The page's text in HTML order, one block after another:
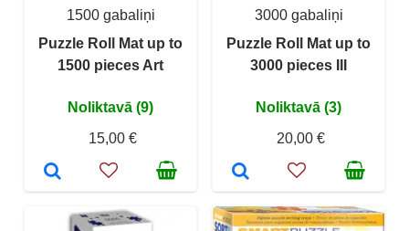
1500 gabaliņi
Puzzle Roll Mat up to
1500 pieces Art
Noliktavā (9)
15,00 €
3000 gabaliņi
Puzzle Roll Mat up to
3000 pieces III
Noliktavā (3)
20,00 €